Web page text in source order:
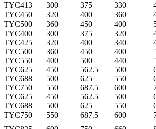
TYC413
300 375 330
TYC450
320 400 360
TYC500
360 450 400
TYC400
300 375 320
TYC425
320 400 340
TYC500
360 450 400
TYC550
400 500 440
TYC625
450 562.5 500
TYC688
500 625 550
TYC750
550 687.5 600
TYC625
450 562.5 500
TYC688
500 625 550
TYC750
550 687.5 600